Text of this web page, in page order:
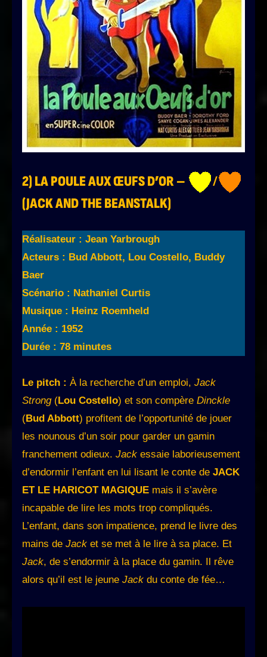
2)LA POULE AUX ŒUFS D’OR–
/
(JACK AND THE BEANSTALK)
Réalisateur : Jean Yarbrough
Acteurs : Bud Abbott, Lou Costello, Buddy
Baer
Scénario : Nathaniel Curtis
Musique : Heinz Roemheld
Année : 1952
Durée : 78 minutes
Le pitch : À la recherche d’un emploi, Jack
Strong(Lou Costello) et son compère Dinckle
(Bud Abbott) profitent de l’opportunité de jouer
les nounous d’un soir pour garder un gamin
franchement odieux. Jack essaie laborieusement
d’endormir l’enfant en lui lisant le conte de JACK
ET LE HARICOT MAGIQUE mais il s’avère
incapable de lire les mots trop compliqués.
L’enfant, dans son impatience, prend le livre des
mains de Jack et se met à le lire à sa place. Et
Jack, de s’endormir à la place du gamin. Il rêve
alors qu’il est le jeune Jack du conte de fée…